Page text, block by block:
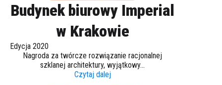
Budynek biurowy Imperial
w Krakowie
Edycja 2020
Nagroda za twórcze rozwiązanie racjonalnej
szklanej architektury, wyjątkowy...
Czytaj dalej